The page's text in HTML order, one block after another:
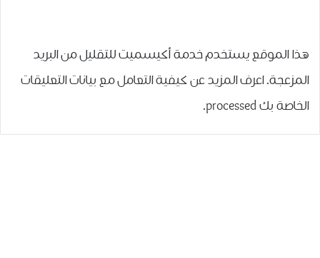
هذا الموقع يستخدم خدمة أكيسميت للتقليل من البريد
المزعجة.اعرف المزيد عن كيفية التعامل مع بيانات التعليقات
الخاصة بك processed
.